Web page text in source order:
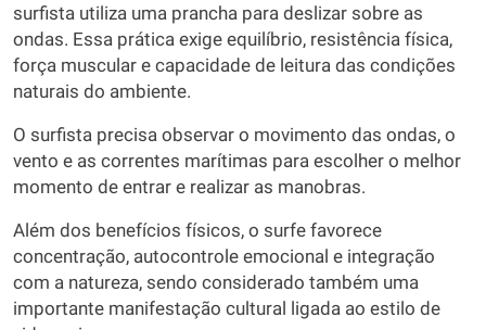
surfista utiliza uma prancha para deslizar sobre as
ondas. Essa prática exige equilíbrio, resistência física,
força muscular e capacidade de leitura das condições
naturais do ambiente.
O surfista precisa observar o movimento das ondas, o
vento e as correntes marítimas para escolher o melhor
momento de entrar e realizar as manobras.
Além dos benefícios físicos, o surfe favorece
concentração, autocontrole emocional e integração
com a natureza, sendo considerado também uma
importante manifestação cultural ligada ao estilo de